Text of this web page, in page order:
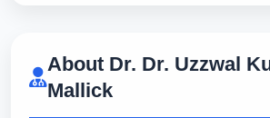
About Dr. Dr. Uzzwal
Mallick